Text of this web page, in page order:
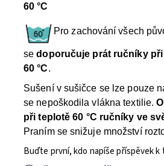
60 °C
Pro zachování všech
sedoporučuje prát ručníky
60 °C.
Sušení v sušičce se lze pouze
se nepoškodila vlákna textilie.
při teplotě 60 °C ručníky ve
Praním se snižuje množství
Buďte první, kdo napíše příspěvek k